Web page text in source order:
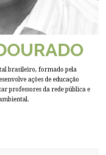
brasileiro, formado pela
ações de educação
professores da rede pública e